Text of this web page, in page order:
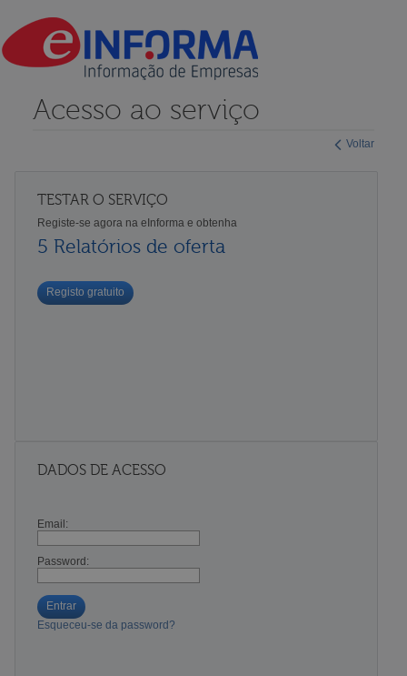
Voltar
Acesso ao serviço
TESTAR O SERVIÇO
Registe-se agora na eInforma e obtenha
5 Relatórios de oferta
Registo gratuito
DADOS DE ACESSO
Email:
Password:
Entrar
Esqueceu-se da password?